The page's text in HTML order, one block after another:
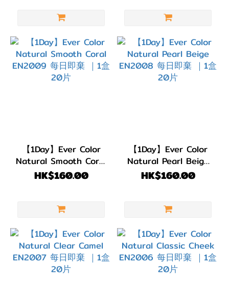
【1Day】Ever Color
Natural Smooth Coral
EN2009 每日即棄 ｜1
盒20片
HK$160.00
【1Day】Ever Color
Natural Pearl Beige
EN2008 每日即棄 ｜1
盒20片
HK$160.00